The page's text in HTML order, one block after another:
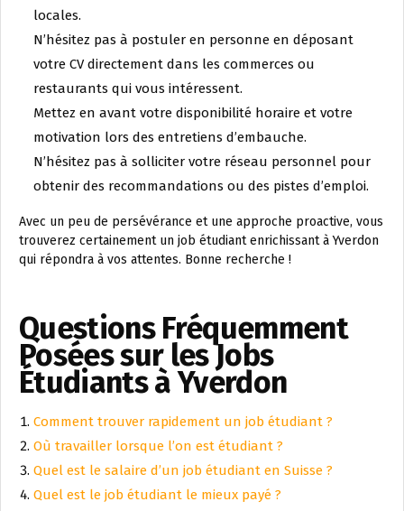
locales.
N’hésitez pas à postuler en personne en déposant
votre CV directement dans les commerces ou
restaurants qui vous intéressent.
Mettez en avant votre disponibilité horaire et votre
motivation lors des entretiens d’embauche.
N’hésitez pas à solliciter votre réseau personnel pour
obtenir des recommandations ou des pistes d’emploi.
Avec un peu de persévérance et une approche proactive, vous
trouverez certainement un job étudiant enrichissant à Yverdon
qui répondra à vos attentes. Bonne recherche !
Questions Fréquemment
Posées sur les Jobs
Étudiants à Yverdon
Comment trouver rapidement un job étudiant ?
Où travailler lorsque l’on est étudiant ?
Quel est le salaire d’un job étudiant en Suisse ?
Quel est le job étudiant le mieux payé ?